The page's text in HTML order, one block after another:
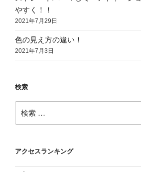
やすく！！
2021年7月29日
色の見え方の違い！
2021年7月3日
検索
索:
アクセスランキング